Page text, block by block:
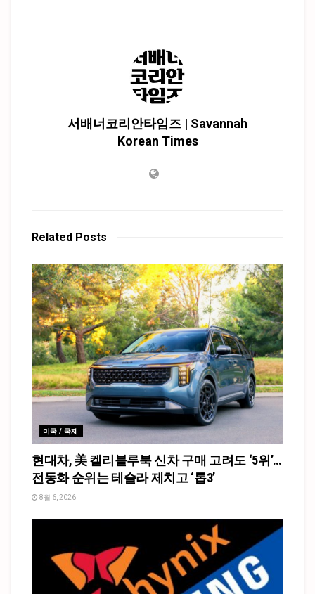
서배너코리안타임즈 | Savannah
Korean Times
Related Posts
미국 / 국제
현대차, 美 켈리블루북 신차 구매 고려도 ‘5위’…
전동화 순위는 테슬라 제치고 ‘톱3’
8월 6, 2026